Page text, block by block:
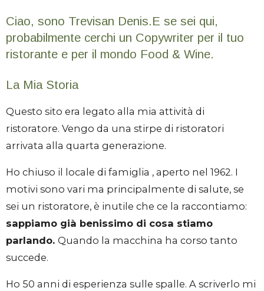
Ciao, sono Trevisan Denis.E se sei qui,
probabilmente cerchi un Copywriter per il tuo
ristorante e per il mondo Food & Wine.
La Mia Storia
Questo sito era legato alla mia attività di
ristoratore. Vengo da una stirpe di ristoratori
arrivata alla quarta generazione.
Ho chiuso il locale di famiglia , aperto nel 1962. I
motivi sono vari ma principalmente di salute, se
sei un ristoratore, è inutile che ce la raccontiamo:
sappiamo già benissimo di cosa stiamo
parlando. Quando la macchina ha corso tanto
succede.
Ho 50 anni di esperienza sulle spalle. A scriverlo mi